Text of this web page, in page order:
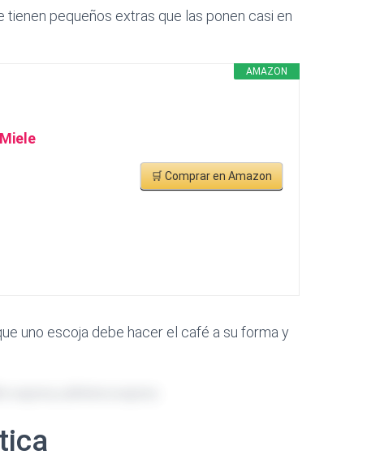
pequeños extras que las ponen casi en
AMAZON
🛒 Comprar en Amazon
uno escoja debe hacer el café a su forma y